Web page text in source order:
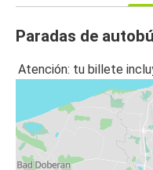
Paradas de
Atención: tu billete